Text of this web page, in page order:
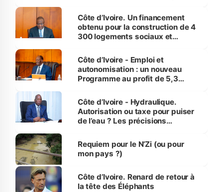
Côte d’Ivoire. Un financement
obtenu pour la construction de 4
300 logements sociaux et
et Yamoussoukro
Côte d’Ivoire - Emploi et
autonomisation : un nouveau
Programme au profit de 5,3
Côte d’Ivoire - Hydraulique.
Autorisation ou taxe pour puiser
de l’eau ? Les précisions
Requiem pour le N’Zi (ou pour
mon pays ?)
Côte d’Ivoire. Renard de retour à
la tête des Éléphants